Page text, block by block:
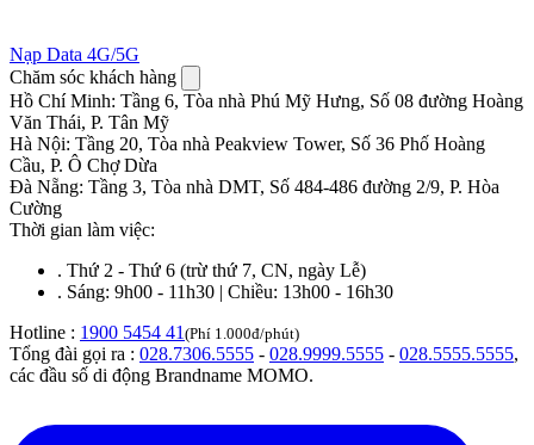
Nạp Data 4G/5G
Chăm sóc khách hàng
Hồ Chí Minh: Tầng 6, Tòa nhà Phú Mỹ Hưng, Số 08 đường Hoàng
Văn Thái, P. Tân Mỹ
Hà Nội: Tầng 20, Tòa nhà Peakview Tower, Số 36 Phố Hoàng
Cầu, P. Ô Chợ Dừa
Đà Nẵng: Tầng 3, Tòa nhà DMT, Số 484-486 đường 2/9, P. Hòa
Cường
Thời gian làm việc:
. Thứ 2 - Thứ 6 (trừ thứ 7, CN, ngày Lễ)
. Sáng: 9h00 - 11h30 | Chiều: 13h00 - 16h30
Hotline : 1900 5454 41 (Phí 1.000đ/phút)
Tổng đài gọi ra : 028.7306.5555 - 028.9999.5555 - 028.5555.5555,
các đầu số di động Brandname MOMO.